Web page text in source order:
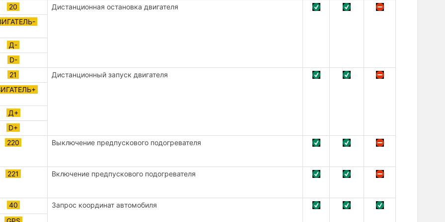
20
Дистанционная остановка двигателя
Д-
D-
21
Дистанционный запуск двигателя
Д+
D+
220
Выключение предпускового подогревателя
221 Включение предпускового подогревателя
40
Запрос координат автомобиля